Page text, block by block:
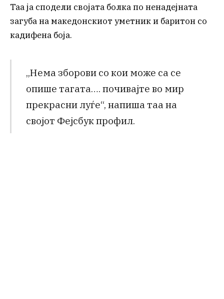
Таа ја сподели својата болка по ненадејната
загуба на македонскиот уметник и баритон со
кадифена боја.
„Нема зборови со кои може са се
опише тагата…. почивајте во мир
прекрасни луѓе“, напиша таа на
својот Фејсбук профил.